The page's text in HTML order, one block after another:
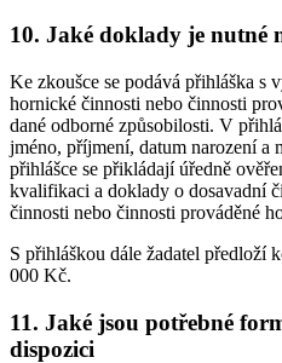
10. Jaké doklady je nutné
Ke zkoušce se podává přihláška s
hornické činnosti nebo činnosti
dané odborné způsobilosti. V
jméno, příjmení, datum narození a
přihlášce se přikládají úředně
kvalifikaci a doklady o dosavadní
činnosti nebo činnosti prováděné
S přihláškou dále žadatel předloží
000 Kč.
11. Jaké jsou potřebné
dispozici